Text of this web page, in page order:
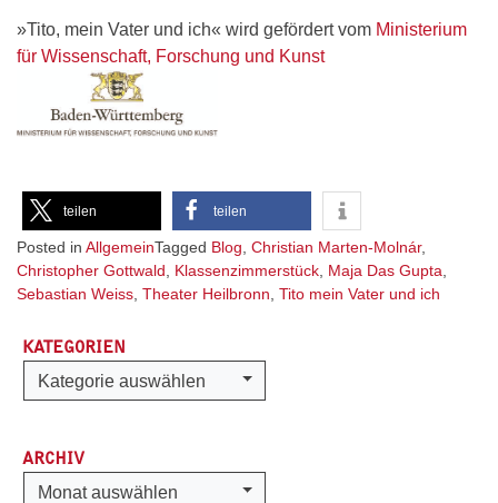
»Tito, mein Vater und ich« wird gefördert vom Ministerium
für Wissenschaft, Forschung und Kunst
teilen teilen
Posted in AllgemeinTagged Blog Christian Marten-Molnár,
Christopher Gottwald
Klassenzimmerstück Maja Das Gupta
Sebastian Weiss Theater Heilbronn Tito mein Vater und ich
KATEGORIEN
Kategorien
Kategorie auswählen
ARCHIV
Archiv
Monat auswählen